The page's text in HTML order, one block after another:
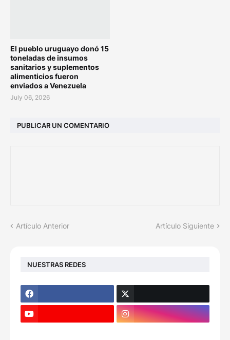
El pueblo uruguayo donó 15
toneladas de insumos
sanitarios y suplementos
alimenticios fueron
enviados a Venezuela
July 06, 2026
PUBLICAR UN COMENTARIO
Artículo Anterior Artículo Siguiente
NUESTRAS REDES